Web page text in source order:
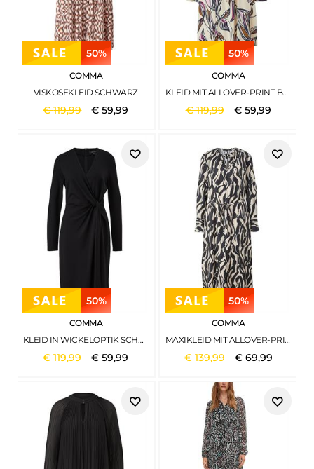
50%
COMMA
VISKOSEKLEID SCHWARZ
€119,99 €59,99
50%
COMMA
KLEID MIT ALLOVER-PRINT BEIGE
€119,99 € 59,99
50%
COMMA
KLEID IN WICKELOPTIK SCHWARZ
€119,99 €59,99
50%
COMMA
MAXIKLEID MIT ALLOVER-PRINT CREME
€139,99 € 69,99